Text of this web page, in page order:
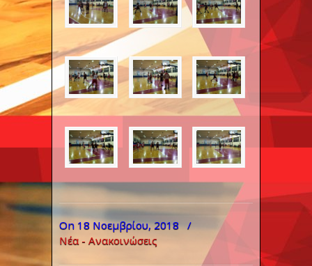
On 18 Νοεμβρίου, 2018 /
Νέα - Ανακοινώσεις